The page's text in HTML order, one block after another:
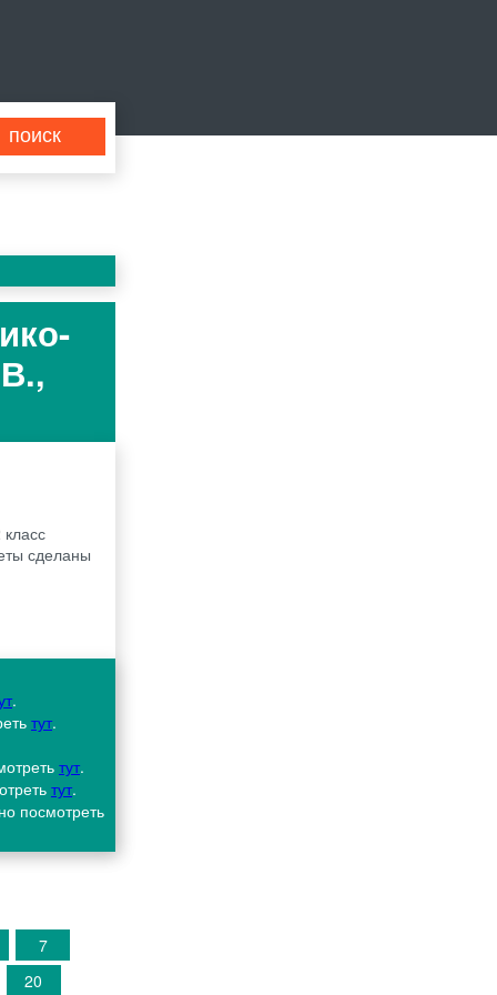
сделаны
.
тут.
тут.
тут.
посмотреть
7
20